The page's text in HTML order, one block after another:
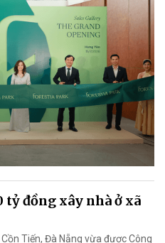
tỷ đồng xây nhà ở xã
Tiến, Đà Nẵng vừa được Công